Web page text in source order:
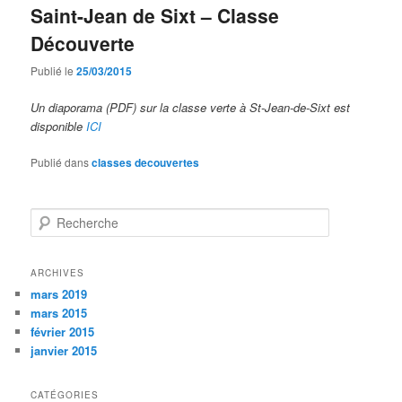
Saint-Jean de Sixt – Classe
Découverte
Publié le25/03/2015
Un diaporama (PDF) sur la classe verte à St-Jean-de-Sixt est
disponibleICI
Publié dansclasses decouvertes
Recherche
ARCHIVES
mars 2019
mars 2015
février 2015
janvier 2015
CATÉGORIES